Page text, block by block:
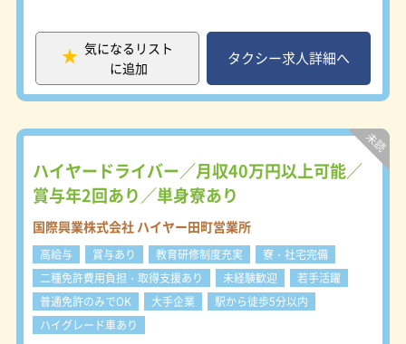
無事に走行することができました！
【勤務地】 ■株式会社日の丸交通
TokyoBay（183台）江戸川区臨海町
2-3-11 葛西臨海公園駅より徒歩15
青戸営業所（50台）葛飾区青戸8-4-
社日の丸交通 猿江（170台）江東区猿
江1-13-12 住吉駅より徒歩5分 ■株
式会社日の丸交通 千住営業所（222
台）足立区関原1-12-21 梅島駅より
徒歩15分 ■日の丸交通株式会社 世田
谷営業所（268台）世田谷区南烏山1-
1-18 八幡山駅より徒歩5分 ■日の丸
交通株式会社 東京エアポート営業所
（46台）大田区東糀谷4-6-11 穴守
稲荷駅より徒歩11分 ※ほぼ新型JPN
す。 さらに未経験の方への給与保障
（3ヶ月）や、経験者の方への入社祝
金、充実した福利厚生、設備の整った
独身寮など、社員の皆さんが長く働き
す。 ●未経験だけどタクシードライ
客さんを乗せて売上を上げたい ●安
定した収入が欲しい ●お客さんの喜
ぶ顔が見たい ●毎日通いやすい職場
だと助かる など、一人ひとりが仕事
に求めるものに寄り添った職場です。
気になるリスト
に追加
タクシー求人詳細へ
ハイヤードライバー／月収40万円以上可能／
賞与年2回あり／単身寮あり
国際興業株式会社 ハイヤー田町営業所
高給与 賞与あり 教育研修制度充実
寮・社宅完備
二種免許費用負担・取得支援あり
未経験歓迎
若手活躍
普通免許のみでOK
大手企業
駅から徒歩5分以内
ハイグレード車あり